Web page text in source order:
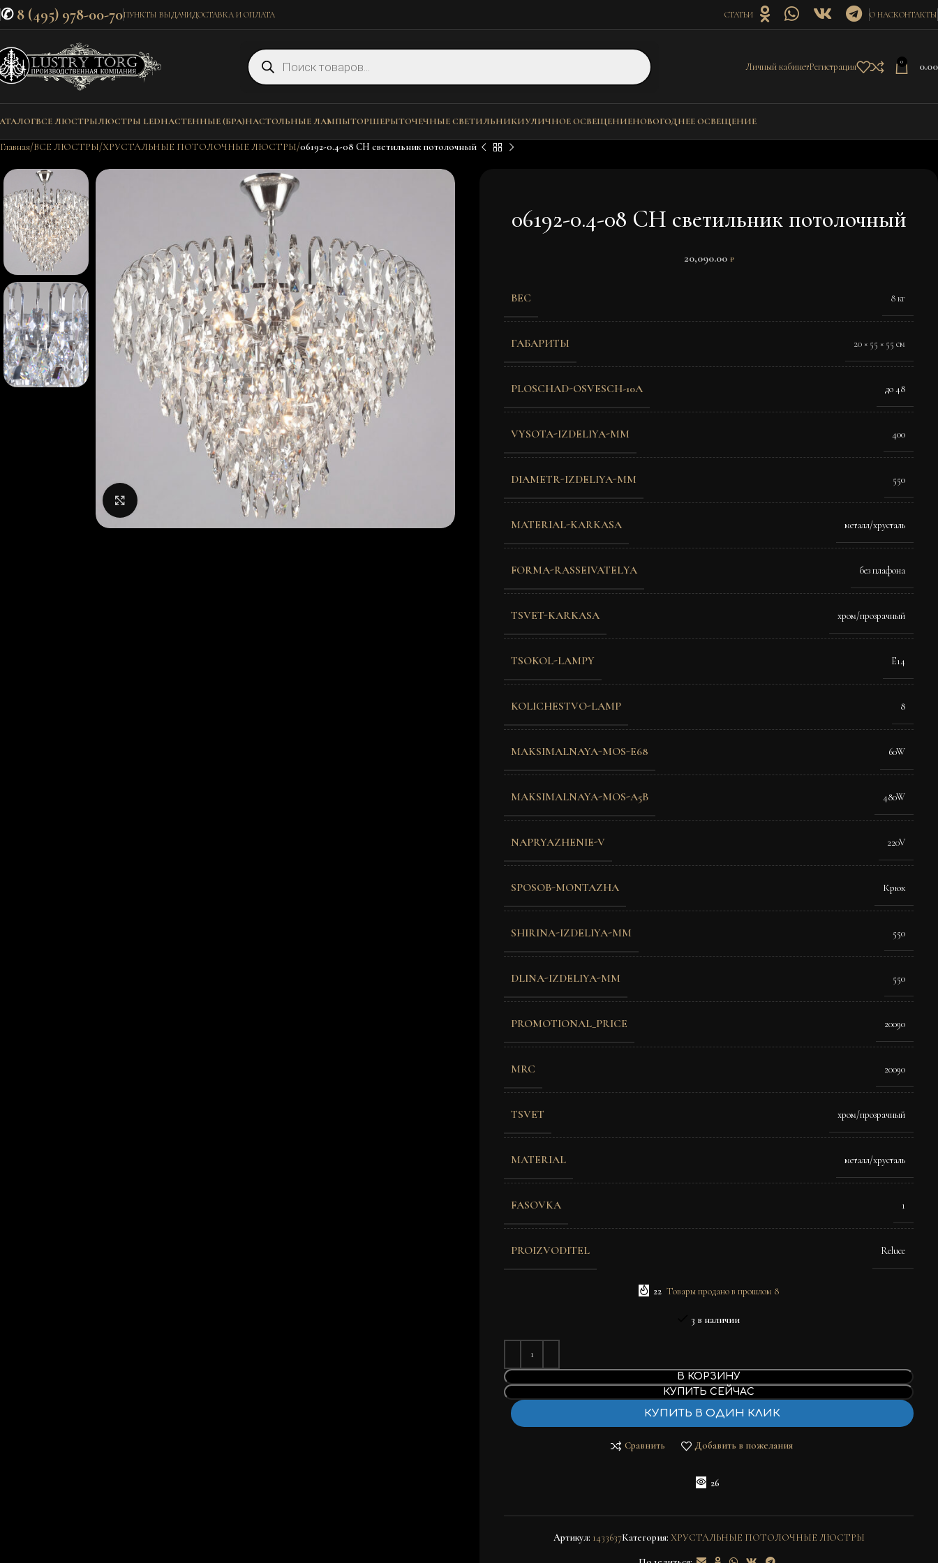
✆8 (495) 978-00-70ПУНКТЫ ВЫДАЧИДОСТАВКА И ОПЛАТА СТАТЬИ О НАСКОНТАКТЫ
Личный кабинетРегистрация 0
ВСЕ ЛЮСТРЫЛЮСТРЫ LEDНАСТЕННЫЕ (БРА)НАСТОЛЬНЫЕ ЛАМПЫТОРШЕРЫТОЧЕЧНЫЕ СВЕТИЛЬНИКИУЛИЧНОЕ ОСВЕЩЕНИЕНОВОГОДНЕЕ ОСВЕЩЕНИЕ
Главная ВСЕ ЛЮСТРЫ ХРУСТАЛЬНЫЕ ПОТОЛОЧНЫЕ ЛЮСТРЫ 06192-0.4-08 CH светильник потолочный
Нажмите, чтобы увеличить изображение
06192-0.4-08 CH светильник потолочный
20,090.00 ₽
ВЕС 8 кг
ГАБАРИТЫ 20 × 55 × 55 см
PLOSCHAD-OSVESCH-10A до 48
VYSOTA-IZDELIYA-MM 400
DIAMETR-IZDELIYA-MM 550
MATERIAL-KARKASA металл/хрусталь
FORMA-RASSEIVATELYA без плафона
TSVET-KARKASA хром/прозрачный
TSOKOL-LAMPY E14
KOLICHESTVO-LAMP 8
MAKSIMALNAYA-MOS-E68 60W
MAKSIMALNAYA-MOS-A5B 480W
NAPRYAZHENIE-V 220V
SPOSOB-MONTAZHA Крюк
SHIRINA-IZDELIYA-MM 550
DLINA-IZDELIYA-MM 550
PROMOTIONAL_PRICE 20090
MRC 20090
TSVET хром/прозрачный
MATERIAL металл/хрусталь
FASOVKA 1
PROIZVODITEL Reluce
22 Товары продано в прошлом 8
3 в наличии
В КОРЗИНУ
КУПИТЬ СЕЙЧАС
КУПИТЬ В ОДИН КЛИК
Сравнить Добавить в пожелания
26
Артикул: 1433637Категория: ХРУСТАЛЬНЫЕ ПОТОЛОЧНЫЕ ЛЮСТРЫ